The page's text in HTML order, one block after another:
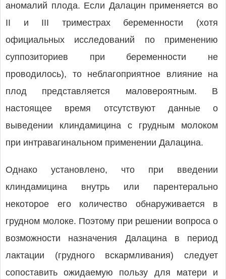
аномалий плода. Если Далацин применяется во
II и III триместрах беременности (хотя
официальных исследований по применению
суппозиториев при беременности не
проводилось), то неблагоприятное влияние на
плод представляется маловероятным. В
настоящее время отсутствуют данные о
выведении клиндамицина с грудным молоком
при интравагинальном применении Далацина.
Однако установлено, что при введении
клиндамицина внутрь или парентерально
некоторое его количество обнаруживается в
грудном молоке. Поэтому при решении вопроса о
возможности назначения Далацина в период
лактации (грудного вскармливания) следует
сопоставить ожидаемую пользу для матери и